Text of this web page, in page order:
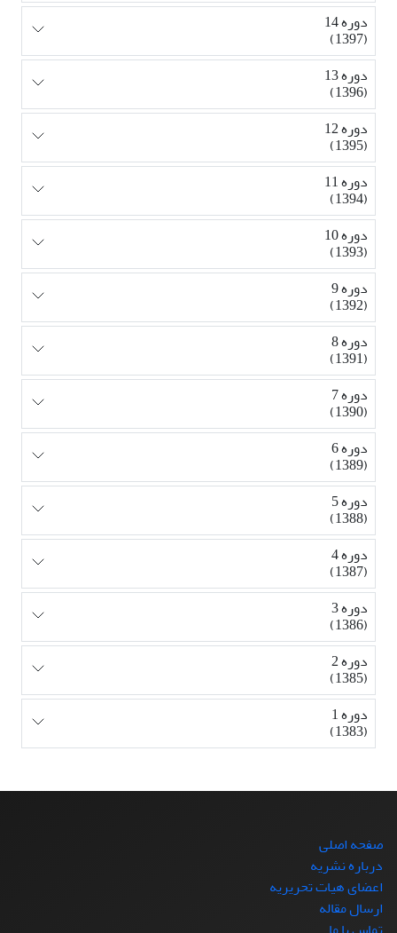
دوره 14
(1397)
دوره 13
(1396)
دوره 12
(1395)
دوره 11
(1394)
دوره 10
(1393)
دوره 9
(1392)
دوره 8
(1391)
دوره 7
(1390)
دوره 6
(1389)
دوره 5
(1388)
دوره 4
(1387)
دوره 3
(1386)
دوره 2
(1385)
دوره 1
(1383)
صفحه اصلی
درباره نشریه
اعضای هیات تحریریه
ارسال مقاله